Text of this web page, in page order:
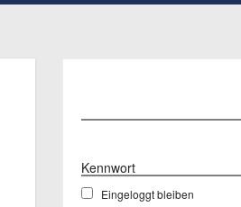
Kennwort
Eingeloggt bleiben